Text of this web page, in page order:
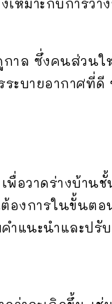
หมาะกับการว
ล ซึ่งคนส่วน
ะบายอากาศที่
อวาดร่างบ้า
งการในขั้นตอ
แนะนำและปรั